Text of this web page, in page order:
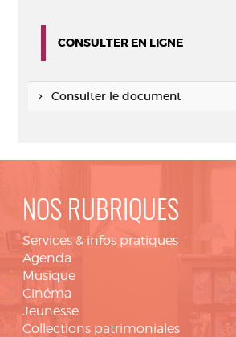
CONSULTER EN LIGNE
Consulter le document
NOS RUBRIQUES
Services & infos pratiques
Agenda
Musique
Cinéma
Jeunesse
Collections patrimoniales